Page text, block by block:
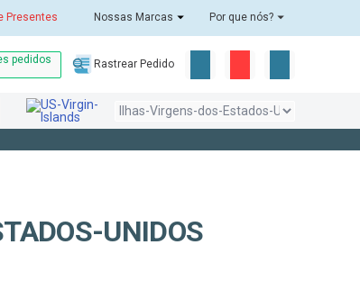
Presentes Nossas Marcas Por que nós?
pedidos Rastrear Pedido
UNIDOS